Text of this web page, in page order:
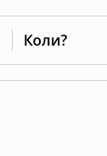
Коли?